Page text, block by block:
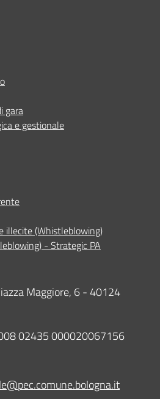
gara
e gestionale
illecite (Whistleblowing)
- Strategic PA
Maggiore, 6 - 40124
02435 000020067156